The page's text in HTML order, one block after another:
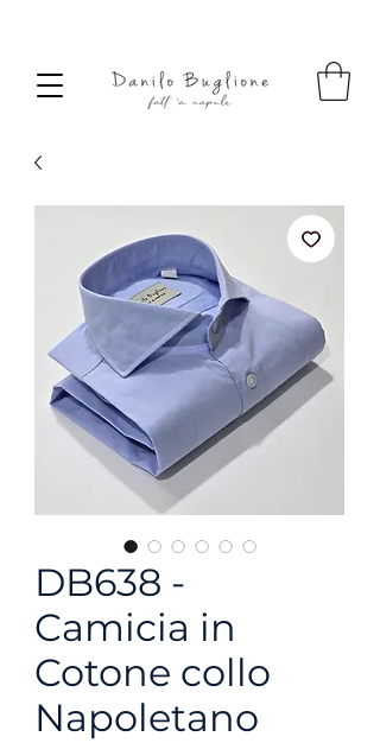
DB638 -
Camicia in
Cotone collo
Napoletano